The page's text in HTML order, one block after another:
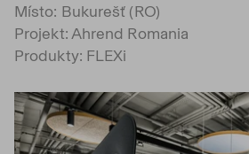
Místo: Bukurešť (RO)
Projekt: Ahrend Romania
Produkty: FLEXi